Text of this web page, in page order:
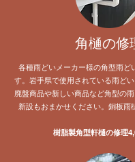
角樋の修
各種雨どいメーカー様の角型雨ど
す。岩手県で使用されている雨ど
廃盤商品や新しい商品など角型の
新設もおまかせください。銅板雨
樹脂製角型軒樋の修理